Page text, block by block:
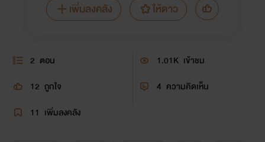
เพิ่มลงคลัง
ให้ดาว
2 ตอน 1.01K เข้าชม
12 ถูกใจ 4 ความคิดเห็น
11 เพิ่มลงคลัง